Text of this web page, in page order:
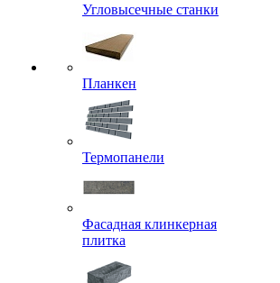
Угловысечные станки
Планкен
Термопанели
Фасадная клинкерная
плитка